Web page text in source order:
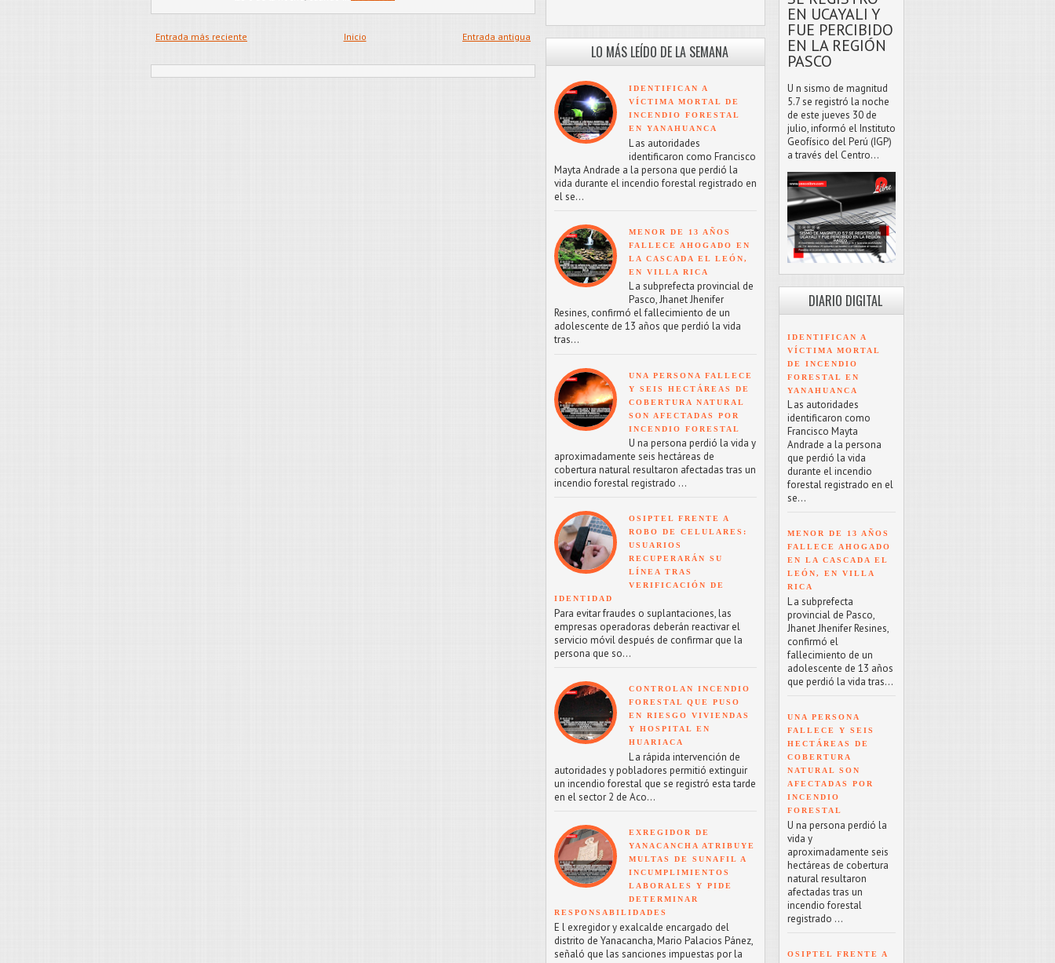
Entrada más reciente Entrada antigua
Inicio
LO MÁS LEÍDO DE LA SEMANA
IDENTIFICAN A
VÍCTIMA MORTAL DE
INCENDIO FORESTAL
EN YANAHUANCA
L as autoridades
identificaron como Francisco
Mayta Andrade a la persona que perdió la
vida durante el incendio forestal registrado en
el se...
MENOR DE 13 AÑOS
FALLECE AHOGADO EN
LA CASCADA EL LEÓN,
EN VILLA RICA
L a subprefecta provincial de
Pasco, Jhanet Jhenifer
Resines, confirmó el fallecimiento de un
adolescente de 13 años que perdió la vida
tras...
UNA PERSONA FALLECE
Y SEIS HECTÁREAS DE
COBERTURA NATURAL
SON AFECTADAS POR
INCENDIO FORESTAL
U na persona perdió la vida y
aproximadamente seis hectáreas de
cobertura natural resultaron afectadas tras un
incendio forestal registrado ...
OSIPTEL FRENTE A
ROBO DE CELULARES:
USUARIOS
RECUPERARÁN SU
LÍNEA TRAS
VERIFICACIÓN DE
IDENTIDAD
Para evitar fraudes o suplantaciones, las
empresas operadoras deberán reactivar el
servicio móvil después de confirmar que la
persona que so...
CONTROLAN INCENDIO
FORESTAL QUE PUSO
EN RIESGO VIVIENDAS
Y HOSPITAL EN
HUARIACA
L a rápida intervención de
autoridades y pobladores permitió extinguir
un incendio forestal que se registró esta tarde
en el sector 2 de Aco...
EXREGIDOR DE
YANACANCHA ATRIBUYE
MULTAS DE SUNAFIL A
INCUMPLIMIENTOS
LABORALES Y PIDE
DETERMINAR
RESPONSABILIDADES
E l exregidor y exalcalde encargado del
distrito de Yanacancha, Mario Palacios Pánez,
señaló que las sanciones impuestas por la
EN UCAYALI Y
FUE PERCIBIDO
EN LA REGIÓN
PASCO
U n sismo de magnitud
5.7 se registró la noche
de este jueves 30 de
julio, informó el Instituto
Geofísico del Perú (IGP)
a través del Centro...
DIARIO DIGITAL
IDENTIFICAN A
VÍCTIMA MORTAL
DE INCENDIO
FORESTAL EN
YANAHUANCA
L as autoridades
identificaron como
Francisco Mayta
Andrade a la persona
que perdió la vida
durante el incendio
forestal registrado en el
se...
MENOR DE 13 AÑOS
FALLECE AHOGADO
EN LA CASCADA EL
LEÓN, EN VILLA
RICA
L a subprefecta
provincial de Pasco,
Jhanet Jhenifer Resines,
confirmó el
fallecimiento de un
adolescente de 13 años
que perdió la vida tras...
UNA PERSONA
FALLECE Y SEIS
HECTÁREAS DE
COBERTURA
NATURAL SON
AFECTADAS POR
INCENDIO
FORESTAL
U na persona perdió la
vida y
aproximadamente seis
hectáreas de cobertura
natural resultaron
afectadas tras un
incendio forestal
registrado ...
OSIPTEL FRENTE A